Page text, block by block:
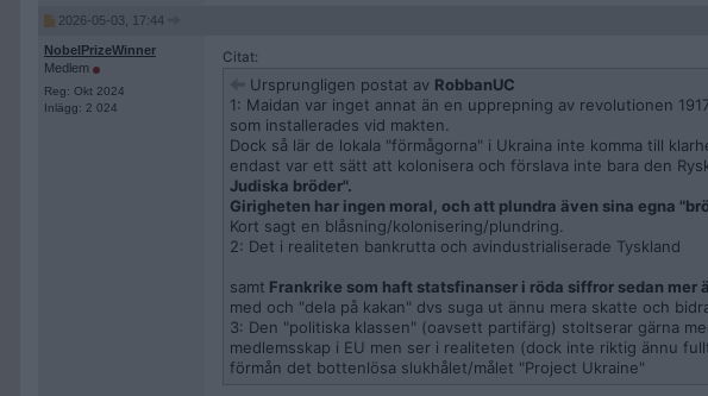
2026-05-03, 17:44
NobelPrizeWinner
Medlem
Reg: Okt 2024
Inlägg: 2 024
Citat:
Ursprungligen postat av RobbanUC
1: Maidan var inget annat än en upprepning av revolutionen
som installerades vid makten.
Dock så lär de lokala "förmågorna" i Ukraina inte komma till
endast var ett sätt att kolonisera och förslava inte bara den
Judiska bröder".
Girigheten har ingen moral, och att plundra även sina egna
Kort sagt en blåsning/kolonisering/plundring.
2: Det i realiteten bankrutta och avindustrialiserade Tyskland
samt Frankrike som haft statsfinanser i röda siffror sedan mer
med och "dela på kakan" dvs suga ut ännu mera skatte och
3: Den "politiska klassen" (oavsett partifärg) stoltserar gärna
medlemsskap i EU men ser i realiteten (dock inte riktig ännu
förmån det bottenlösa slukhålet/målet "Project Ukraine"